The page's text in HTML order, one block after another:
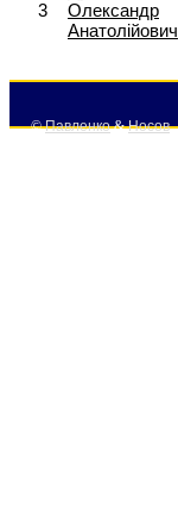
3
Олександр
Анатолійович
©Павленко&Носов